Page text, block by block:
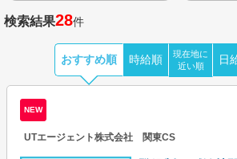
検索結果28件
おすすめ順 時給順
現在地に
近い順
日
NEW
UTエージェント株式会社 関東CS